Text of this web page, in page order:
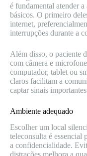
é fundamental atender
básicos. O primeiro
internet,
interrupções durante a
Além disso, o paciente
com câmera e
computador, tablet ou
claros facilitam a
captar sinais
Ambiente adequado
Escolher um local
teleconsulta é essencial
a confidencialidade.